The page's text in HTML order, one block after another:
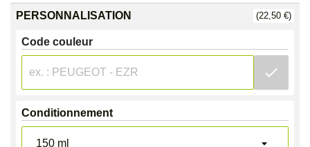
PERSONNALISATION (22,50 €)
Code couleur
check
Conditionnement